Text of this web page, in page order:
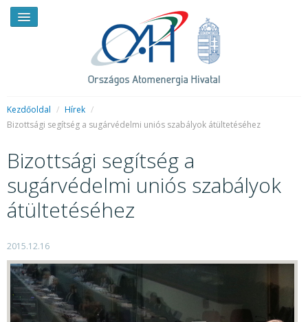
RENDKÍVÜLI HÍREK
SAJTÓSZOBA
BEMUTATKOZÁS
FELADATOK
KÖZÉRDEKŰ ADATOK
Kezdőoldal / Hírek /
Bizottsági segítség a sugárvédelmi uniós szabályok átültetéséhez
Bizottsági segítség a
sugárvédelmi uniós szabályok
átültetéséhez
2015.12.16